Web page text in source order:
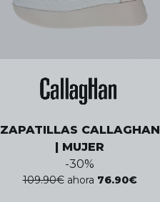
ZAPATILLAS CALLAGHAN
| MUJER
-30%
109.90€ ahora 76.90€